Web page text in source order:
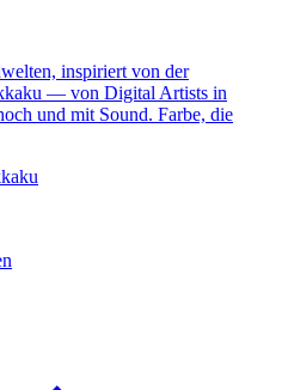
inspiriert von der
— von Digital Artists in
und mit Sound. Farbe, die